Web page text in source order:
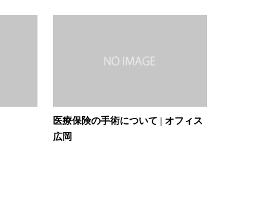
医療保険の手術について | オフィス
広岡